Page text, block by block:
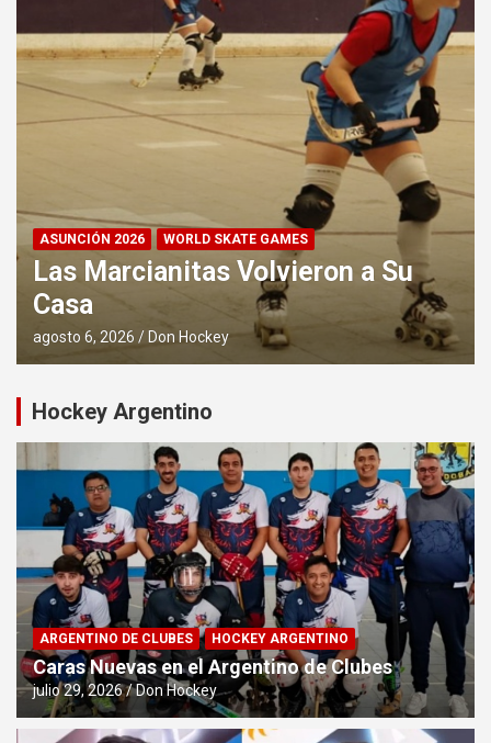
ASUNCIÓN 2026 WORLD SKATE GAMES
Las Marcianitas Volvieron a Su
Casa
agosto 6, 2026 Don Hockey
Hockey Argentino
ARGENTINO DE CLUBES HOCKEY ARGENTINO
Caras Nuevas en el Argentino de Clubes
julio 29, 2026 Don Hockey